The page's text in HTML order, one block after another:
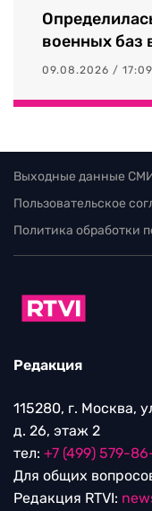
военных баз
09.08.2026 / 17:09
Выходные данные СМИ
Пользовательское
Политика обработки
Редакция
115280, г. Москва,
д. 26, этаж 2
тел: +7 (499) 579-
Для общих
Редакция RTVI: